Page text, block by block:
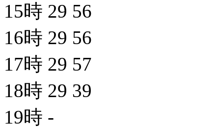
15時 29 56
16時 29 56
17時 29 57
18時 29 39
19時 -